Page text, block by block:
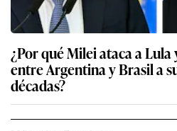
¿Por qué Milei ataca a
entre Argentina y Brasil a
décadas?